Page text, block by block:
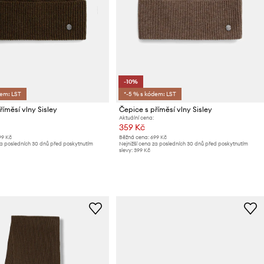
LST
vlny Sisley
Kč
posledních 30 dnů před poskytnutím
-10%
*-5 % s kódem: LST
Čepice s příměsí vlny Sisley
Aktuální cena:
359 Kč
Běžná cena: 699 Kč
Nejnižší cena za posledních 30 dnů před poskytnutím
slevy: 399 Kč